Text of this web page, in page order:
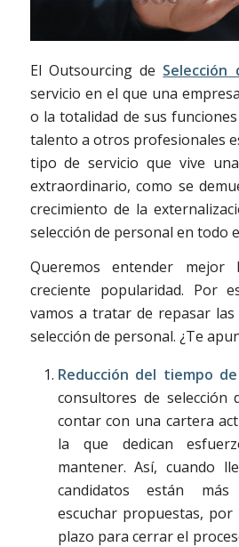
El Outsourcing de Selección
servicio en el que una
o la totalidad de sus
talento a otros profesionales
tipo de servicio que vive
extraordinario, como se
crecimiento de la
selección de personal en todo
Queremos entender
creciente popularidad. Por
vamos a tratar de repasar
selección de personal. ¿Te
Reducción del tiempo
consultores de selección
contar con una cartera
la que dedican
mantener. Así, cuando
candidatos están
escuchar propuestas, por
plazo para cerrar el